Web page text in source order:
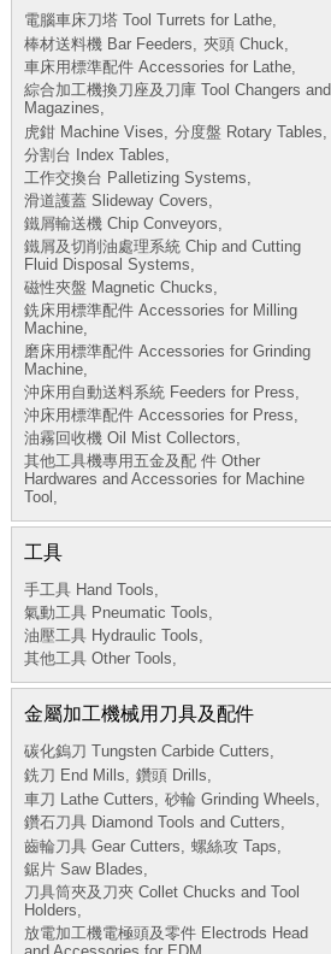
電腦車床刀塔 Tool Turrets for Lathe,
棒材送料機 Bar Feeders, 夾頭 Chuck,
車床用標準配件 Accessories for Lathe,
綜合加工機換刀座及刀庫 Tool Changers and
Magazines,
虎鉗 Machine Vises, 分度盤 Rotary Tables,
分割台 Index Tables,
工作交換台 Palletizing Systems,
滑道護蓋 Slideway Covers,
鐵屑輸送機 Chip Conveyors,
鐵屑及切削油處理系統 Chip and Cutting
Fluid Disposal Systems,
磁性夾盤 Magnetic Chucks,
銑床用標準配件 Accessories for Milling
Machine,
磨床用標準配件 Accessories for Grinding
Machine,
沖床用自動送料系統 Feeders for Press,
沖床用標準配件 Accessories for Press,
油霧回收機 Oil Mist Collectors,
其他工具機專用五金及配 件 Other
Hardwares and Accessories for Machine
Tool,
工具
手工具 Hand Tools,
氣動工具 Pneumatic Tools,
油壓工具 Hydraulic Tools,
其他工具 Other Tools,
金屬加工機械用刀具及配件
碳化鎢刀 Tungsten Carbide Cutters,
銑刀 End Mills, 鑽頭 Drills,
車刀 Lathe Cutters, 砂輪 Grinding Wheels,
鑽石刀具 Diamond Tools and Cutters,
齒輪刀具 Gear Cutters, 螺絲攻 Taps,
鋸片 Saw Blades,
刀具筒夾及刀夾 Collet Chucks and Tool
Holders,
放電加工機電極頭及零件 Electrods Head